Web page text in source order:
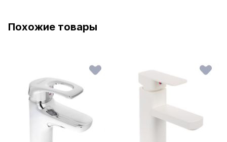
Похожие товары